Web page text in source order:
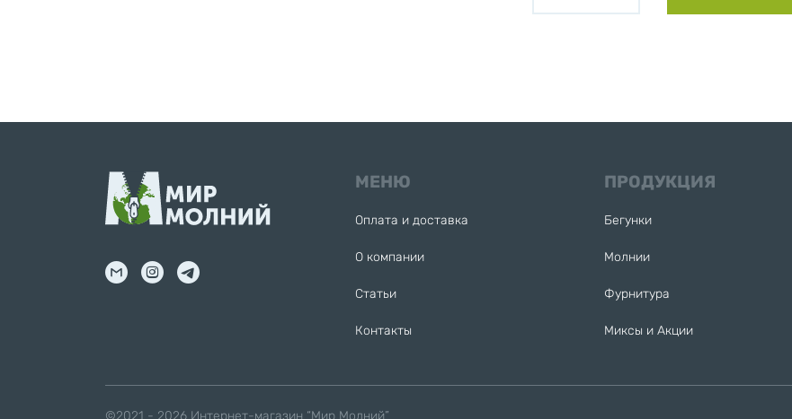
МЕНЮ
Оплата и доставка
О компании
Статьи
Контакты
ПРОДУКЦИЯ
Бегунки
Молнии
Фурнитура
Миксы и Акции
©2021 - 2026 Интернет-магазин “Мир Молний”